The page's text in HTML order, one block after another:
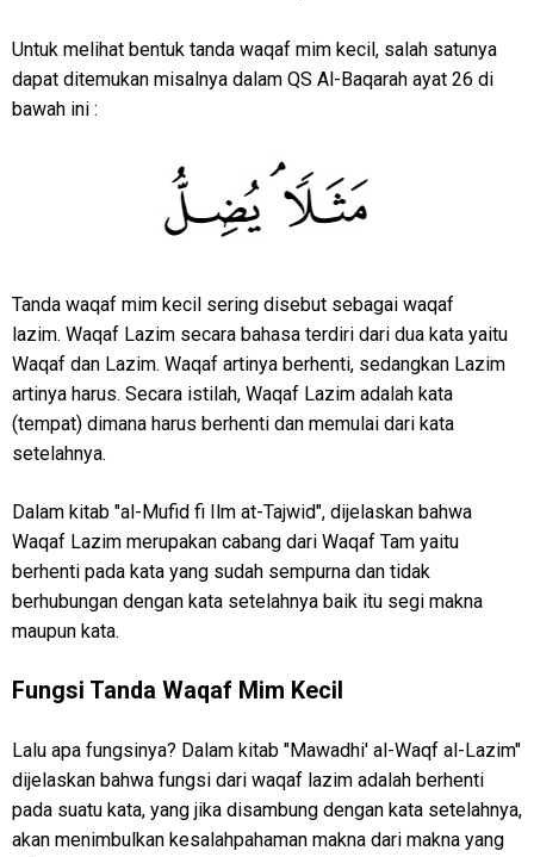
Untuk melihat bentuk tanda waqaf mim kecil, salah satunya
dapat ditemukan misalnya dalam QS Al-Baqarah ayat 26 di
bawah ini :
Tanda waqaf mim kecil sering disebut sebagai waqaf
lazim. Waqaf Lazim secara bahasa terdiri dari dua kata yaitu
Waqaf dan Lazim. Waqaf artinya berhenti, sedangkan Lazim
artinya harus. Secara istilah, Waqaf Lazim adalah kata
(tempat) dimana harus berhenti dan memulai dari kata
setelahnya.
Dalam kitab "al-Mufid fi Ilm at-Tajwid", dijelaskan bahwa
Waqaf Lazim merupakan cabang dari Waqaf Tam yaitu
berhenti pada kata yang sudah sempurna dan tidak
berhubungan dengan kata setelahnya baik itu segi makna
maupun kata.
Fungsi Tanda Waqaf Mim Kecil
Lalu apa fungsinya? Dalam kitab "Mawadhi' al-Waqf al-Lazim"
dijelaskan bahwa fungsi dari waqaf lazim adalah berhenti
pada suatu kata, yang jika disambung dengan kata setelahnya,
akan menimbulkan kesalahpahaman makna dari makna yang